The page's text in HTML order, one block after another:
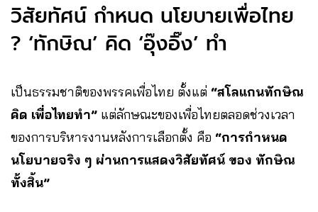
วิสัยทัศน์ กำหนด นโยบายเพื่อไทย
? ‘ทักษิณ’ คิด ‘อุ๊งอิ๊ง’ ทำ
เป็นธรรมชาติของพรรคเพื่อไทย ตั้งแต่ “สโลแกนทักษิณ
คิด เพื่อไทยทำ” แต่ลักษณะของเพื่อไทยตลอดช่วงเวลา
ของการบริหารงานหลังการเลือกตั้ง คือ “การกำหนด
นโยบายจริง ๆ ผ่านการแสดงวิสัยทัศน์ ของ ทักษิณ
ทั้งสิ้น”